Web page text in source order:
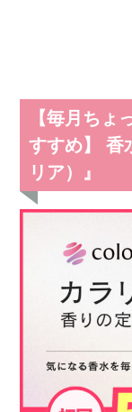
【毎月ちょ
すすめ】 香
リア）』